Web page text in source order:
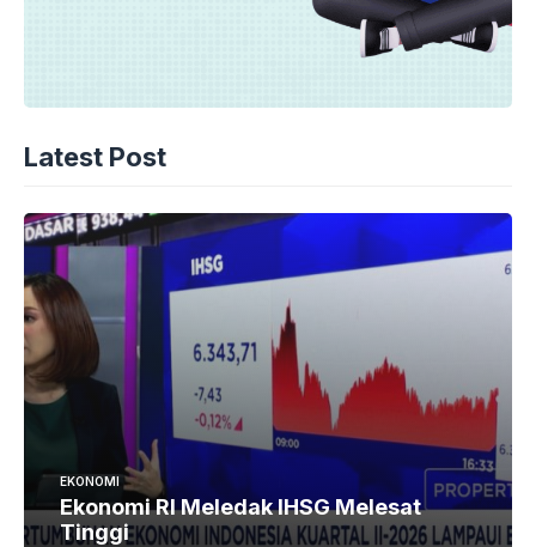
Latest Post
EKONOMI
Ekonomi RI Meledak IHSG Melesat
Tinggi